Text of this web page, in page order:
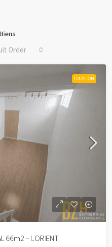
Order
LOCATION
66m2 – LORIENT